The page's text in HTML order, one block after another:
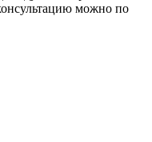
можно по